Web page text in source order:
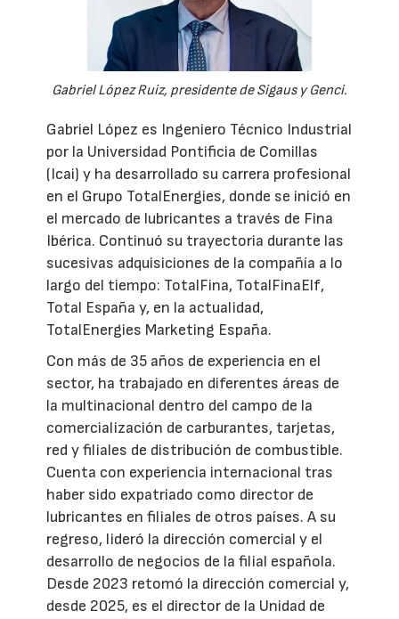
Gabriel López Ruiz, presidente de Sigaus y Genci.
Gabriel López es Ingeniero Técnico Industrial
por la Universidad Pontificia de Comillas
(Icai) y ha desarrollado su carrera profesional
en el Grupo TotalEnergies, donde se inició en
el mercado de lubricantes a través de Fina
Ibérica. Continuó su trayectoria durante las
sucesivas adquisiciones de la compañía a lo
largo del tiempo: TotalFina, TotalFinaElf,
Total España y, en la actualidad,
TotalEnergies Marketing España.
Con más de 35 años de experiencia en el
sector, ha trabajado en diferentes áreas de
la multinacional dentro del campo de la
comercialización de carburantes, tarjetas,
red y filiales de distribución de combustible.
Cuenta con experiencia internacional tras
haber sido expatriado como director de
lubricantes en filiales de otros países. A su
regreso, lideró la dirección comercial y el
desarrollo de negocios de la filial española.
Desde 2023 retomó la dirección comercial y,
desde 2025, es el director de la Unidad de